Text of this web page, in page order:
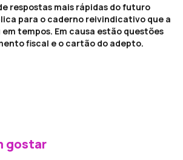
respostas mais rápidas do futuro
para o caderno reivindicativo que a
tempos. Em causa estão questões
fiscal e o cartão do adepto.
gostar